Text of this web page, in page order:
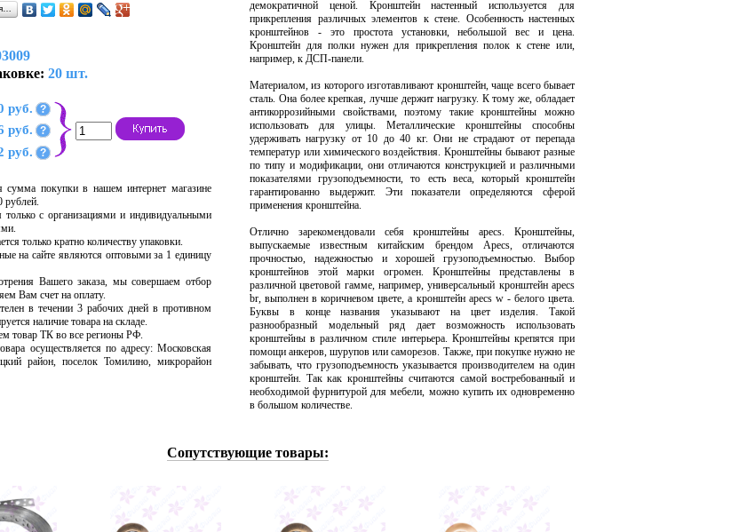
20 шт.
руб. ?
руб. ?
руб. ?
сумма покупки в нашем интернет магазине
рублей.
с организациями и индивидуальными
только кратно количеству упаковки.
на сайте являются оптовыми за 1 единицу
Вашего заказа, мы совершаем отбор
Вам счет на оплату.
в течении 3 рабочих дней в противном
наличие товара на складе.
товар ТК во все регионы РФ.
осуществляется по адресу: Московская
район, поселок Томилино, микрорайон
демократичной ценой. Кронштейн настенный используется для
прикрепления различных элементов к стене. Особенность настенных
кронштейнов - это простота установки, небольшой вес и цена.
Кронштейн для полки нужен для прикрепления полок к стене или,
например, к ДСП-панели.
Материалом, из которого изготавливают кронштейн, чаще всего бывает
сталь. Она более крепкая, лучше держит нагрузку. К тому же, обладает
антикоррозийными свойствами, поэтому такие кронштейны можно
использовать для улицы. Металлические кронштейны способны
удерживать нагрузку от 10 до 40 кг. Они не страдают от перепада
температур или химического воздействия. Кронштейны бывают разные
по типу и модификации, они отличаются конструкцией и различными
показателями грузоподъемности, то есть веса, который кронштейн
гарантированно выдержит. Эти показатели определяются сферой
применения кронштейна.
Отлично зарекомендовали себя кронштейны apecs. Кронштейны,
выпускаемые известным китайским брендом Аpecs, отличаются
прочностью, надежностью и хорошей грузоподъемностью. Выбор
кронштейнов этой марки огромен. Кронштейны представлены в
различной цветовой гамме, например, универсальный кронштейн apecs
br, выполнен в коричневом цвете, а кронштейн apecs w - белого цвета.
Буквы в конце названия указывают на цвет изделия. Такой
разнообразный модельный ряд дает возможность использовать
кронштейны в различном стиле интерьера. Кронштейны крепятся при
помощи анкеров, шурупов или саморезов. Также, при покупке нужно не
забывать, что грузоподъемность указывается производителем на один
кронштейн. Так как кронштейны считаются самой востребованный и
необходимой фурнитурой для мебели, можно купить их одновременно
в большом количестве.
Сопутствующие товары: